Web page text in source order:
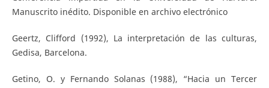
Manuscrito inédito. Disponible en archivo electrónico
Geertz, Clifford (1992), La interpretación de las culturas,
Gedisa, Barcelona.
Getino, O. y Fernando Solanas (1988), “Hacia un Tercer